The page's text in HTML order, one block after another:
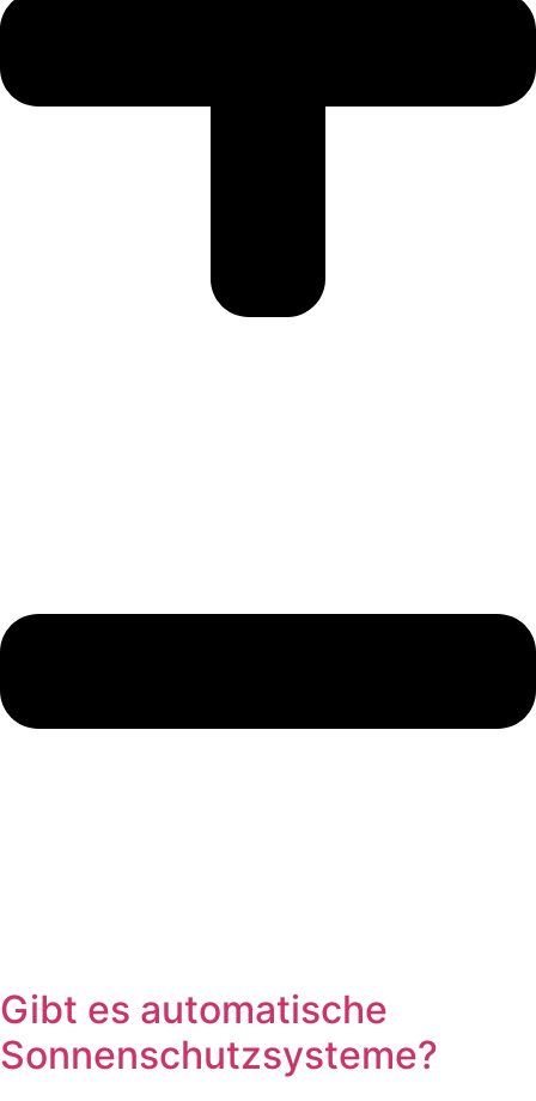
Gibt es automatische
Sonnenschutzsysteme?